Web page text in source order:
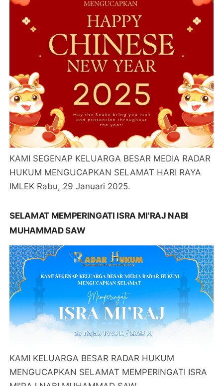
KAMI SEGENAP KELUARGA BESAR MEDIA RADAR
HUKUM MENGUCAPKAN SELAMAT HARI RAYA
IMLEK Rabu, 29 Januari 2025.
SELAMAT MEMPERINGATI ISRA MI'RAJ NABI
MUHAMMAD SAW
KAMI KELUARGA BESAR RADAR HUKUM
MENGUCAPKAN SELAMAT MEMPERINGATI ISRA